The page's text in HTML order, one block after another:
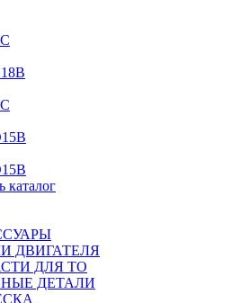
каталог
ДВИГАТЕЛЯ
ДЛЯ ТО
ДЕТАЛИ